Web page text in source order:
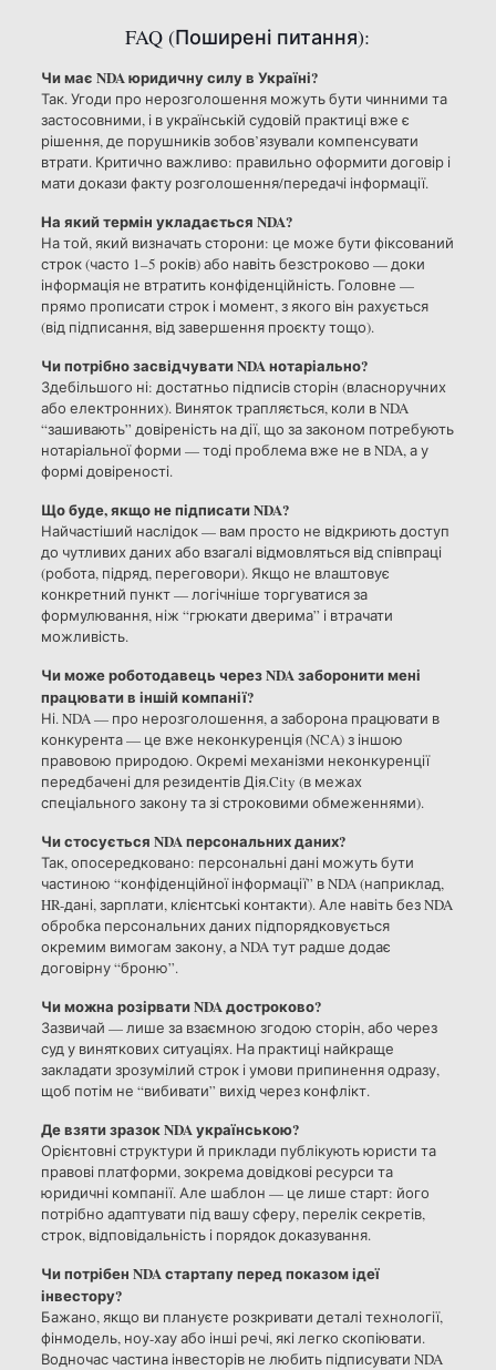
FAQ (Поширені питання):
Чи має NDA юридичну силу в Україні?
Так. Угоди про нерозголошення можуть бути чинними та
застосовними, і в українській судовій практиці вже є
рішення, де порушників зобов’язували компенсувати
втрати. Критично важливо: правильно оформити договір і
мати докази факту розголошення/передачі інформації.
На який термін укладається NDA?
На той, який визначать сторони: це може бути фіксований
строк (часто 1–5 років) або навіть безстроково — доки
інформація не втратить конфіденційність. Головне —
прямо прописати строк і момент, з якого він рахується
(від підписання, від завершення проєкту тощо).
Чи потрібно засвідчувати NDA нотаріально?
Здебільшого ні: достатньо підписів сторін (власноручних
або електронних). Виняток трапляється, коли в NDA
“зашивають” довіреність на дії, що за законом потребують
нотаріальної форми — тоді проблема вже не в NDA, а у
формі довіреності.
Що буде, якщо не підписати NDA?
Найчастіший наслідок — вам просто не відкриють доступ
до чутливих даних або взагалі відмовляться від співпраці
(робота, підряд, переговори). Якщо не влаштовує
конкретний пункт — логічніше торгуватися за
формулювання, ніж “грюкати дверима” і втрачати
можливість.
Чи може роботодавець через NDA заборонити мені
працювати в іншій компанії?
Ні. NDA — про нерозголошення, а заборона працювати в
конкурента — це вже неконкуренція (NCA) з іншою
правовою природою. Окремі механізми неконкуренції
передбачені для резидентів Дія.City (в межах
спеціального закону та зі строковими обмеженнями).
Чи стосується NDA персональних даних?
Так, опосередковано: персональні дані можуть бути
частиною “конфіденційної інформації” в NDA (наприклад,
HR-дані, зарплати, клієнтські контакти). Але навіть без NDA
обробка персональних даних підпорядковується
окремим вимогам закону, а NDA тут радше додає
договірну “броню”.
Чи можна розірвати NDA достроково?
Зазвичай — лише за взаємною згодою сторін, або через
суд у виняткових ситуаціях. На практиці найкраще
закладати зрозумілий строк і умови припинення одразу,
щоб потім не “вибивати” вихід через конфлікт.
Де взяти зразок NDA українською?
Орієнтовні структури й приклади публікують юристи та
правові платформи, зокрема довідкові ресурси та
юридичні компанії. Але шаблон — це лише старт: його
потрібно адаптувати під вашу сферу, перелік секретів,
строк, відповідальність і порядок доказування.
Чи потрібен NDA стартапу перед показом ідеї
інвестору?
Бажано, якщо ви плануєте розкривати деталі технології,
фінмодель, ноу-хау або інші речі, які легко скопіювати.
Водночас частина інвесторів не любить підписувати NDA